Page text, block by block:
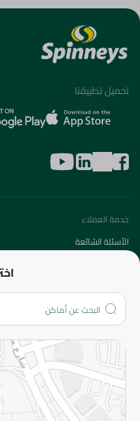
تحميل تطبيقنا
خدمة العملاء
الأسئلة الشائعة
من نحن؟
المزيد
الاسترجاع
سياسة الخصوصية
قم بالتسجيل للنشرة